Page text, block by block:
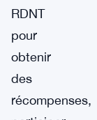
RDNT
pour
obtenir
des
récompenses,